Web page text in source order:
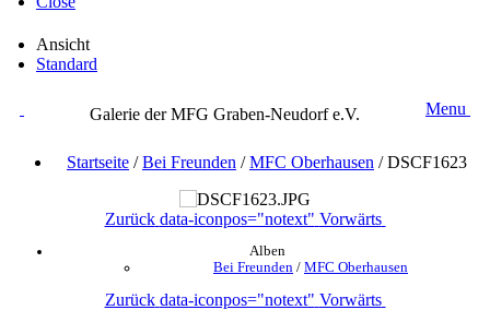
Ansicht
Standard
Galerie der MFG Graben-Neudorf e.V. Menu
Startseite /Bei Freunden /MFC Oberhausen /DSCF1623
Zurück data-iconpos="notext" Vorwärts
Alben
Bei Freunden / MFC Oberhausen
Zurück data-iconpos="notext" Vorwärts